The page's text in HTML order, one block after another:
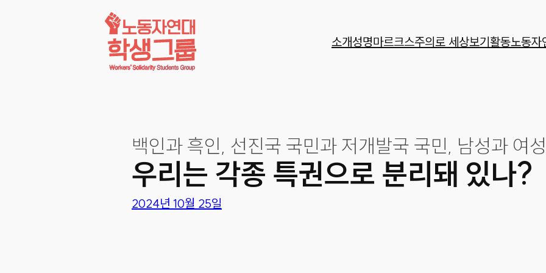
소개성명마르크스주의로 세상보기활동노동자
백인과 흑인, 선진국 국민과 저개발국 국민, 남성과 여
우리는 각종 특권으로 분리돼 있나?
2024년 10월 25일